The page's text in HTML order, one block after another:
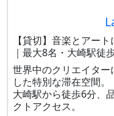
【貸切】音楽とアー
｜最大8名・大崎駅徒
世界中のクリエイタ
した特別な滞在空間。
大崎駅から徒歩6分、
クトアクセス。